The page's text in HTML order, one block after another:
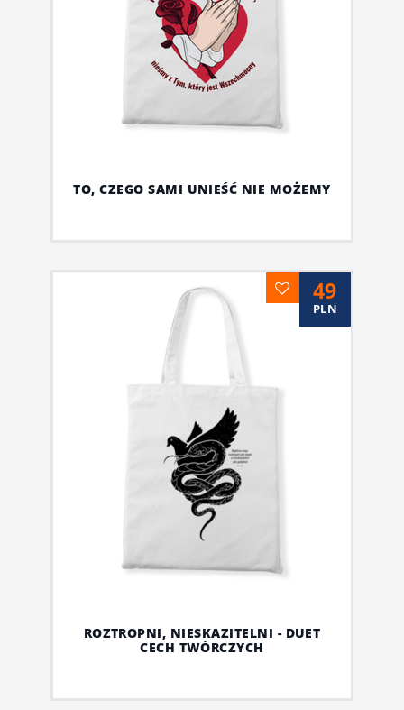
TO, CZEGO SAMI UNIEŚĆ NIE MOŻEMY
49
PLN
ROZTROPNI, NIESKAZITELNI - DUET
CECH TWÓRCZYCH